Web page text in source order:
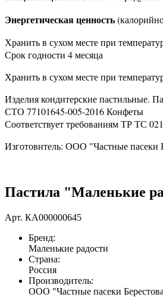
Энергетическая ценность
Хранить в сухом месте при
Срок годности 4 месяца
Хранить в сухом месте при
Изделия кондитерские пастильные.
СТО 77101645-005-2016 Конфеты
Соответствует требованиям ТР ТС
Изготовитель: ООО "Частные пасеки
Пастила "Маленькие
Арт. КА000000645
Бренд:
Маленькие радости
Страна:
Россия
Производитель:
ООО "Частные пасеки